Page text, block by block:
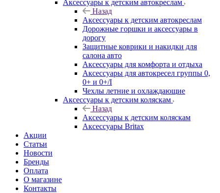
Аксессуары к детским автокреслам
Назад
Аксессуары к детским автокреслам
Дорожные горшки и аксессуары в
дорогу
Защитные коврики и накидки для
салона авто
Аксессуары для комфорта и отдыха
Аксессуары для автокресел группы 0,
0+ и 0+/I
Чехлы летние и охлаждающие
Аксессуары к детским коляскам
Назад
Аксессуары к детским коляскам
Аксессуары Britax
Акции
Статьи
Новости
Бренды
Оплата
О магазине
Контакты